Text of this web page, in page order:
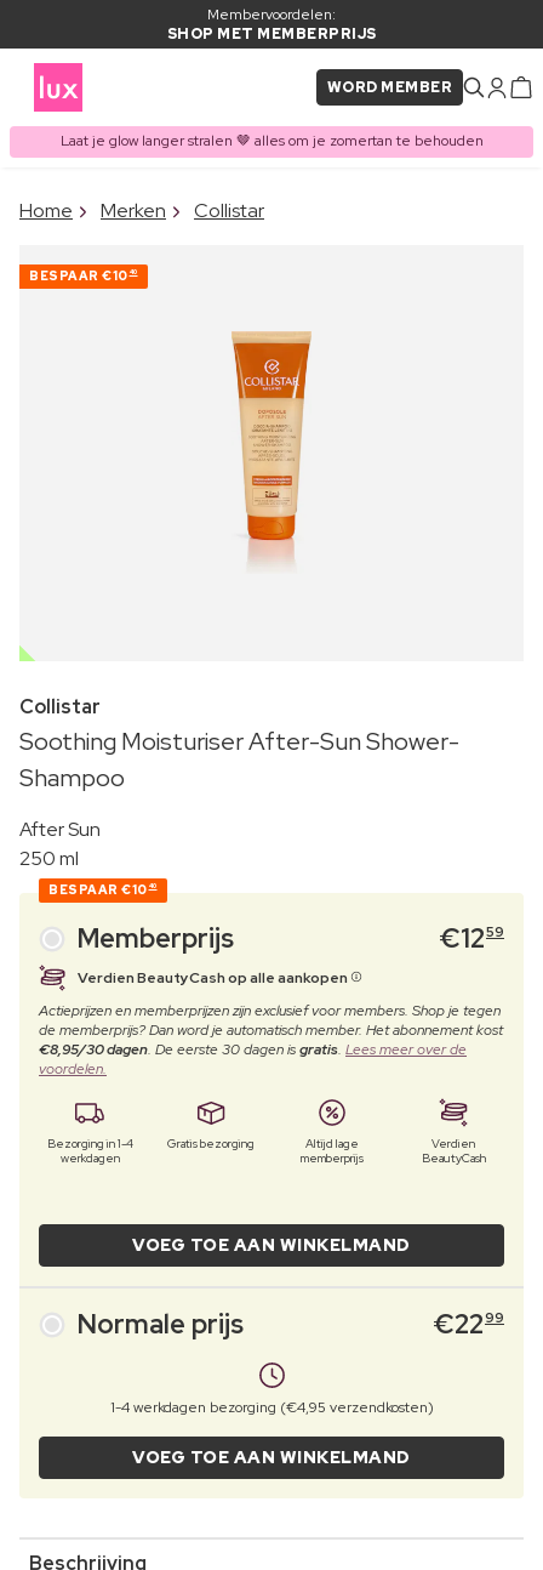
Membervoordelen:
SHOP MET MEMBERPRIJS
WORD MEMBER
Laat je glow langer stralen 🤎 alles om je zomertan te behouden
ITEM TOEGEVOEGD AAN
Home Merken Collistar
BESPAAR €10 40
OUTLET
Collistar
Soothing Moisturiser After-Sun Shower-
Shampoo
After Sun
250 ml
BESPAAR €10 40
Memberprijs €1259
Verdien BeautyCash op alle aankopen
Actieprijzen en memberprijzen zijn exclusief voor members. Shop je tegen
de memberprijs? Dan word je automatisch member. Het abonnement kost
€8,95/30 dagen. De eerste 30 dagen isgratis. Lees meer over de
voordelen.
Bezorging in 1-4
werkdagen
Gratis bezorging
Altijd lage
memberprijs
Verdien
BeautyCash
VOEG TOE AAN WINKELMAND
Normale prijs €2299
1-4 werkdagen bezorging (€4,95 verzendkosten)
VOEG TOE AAN WINKELMAND
Beschrijving